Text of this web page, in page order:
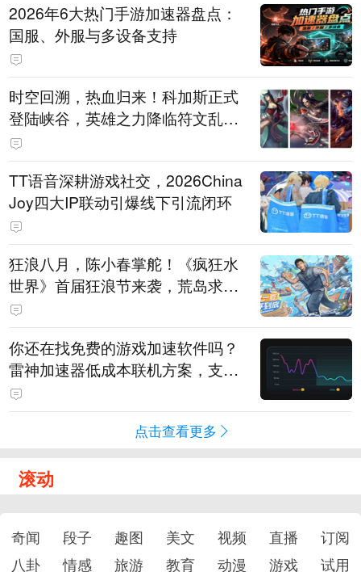
2026年6大热门手游加速器盘点：
国服、外服与多设备支持
时空回溯，热血归来！科加斯正式
登陆峡谷，英雄之力降临符文乱
斗！
TT语音深耕游戏社交，2026China
Joy四大IP联动引爆线下引流闭环
狂浪八月，陈小春掌舵！《疯狂水
世界》首届狂浪节来袭，荒岛求生
直播即将开启
你还在找免费的游戏加速软件吗？
雷神加速器低成本联机方案，支持
免费试用
点击查看更多
滚动
奇闻 段子 趣图 美文 视频 直播
订阅
八卦
情感 旅游 教育 动漫 游戏 试用